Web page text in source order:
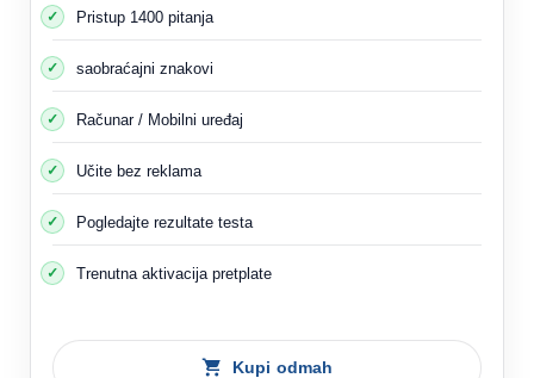
Pristup 1400 pitanja
saobraćajni znakovi
Računar / Mobilni uređaj
Učite bez reklama
Pogledajte rezultate testa
Trenutna aktivacija pretplate
Kupi odmah